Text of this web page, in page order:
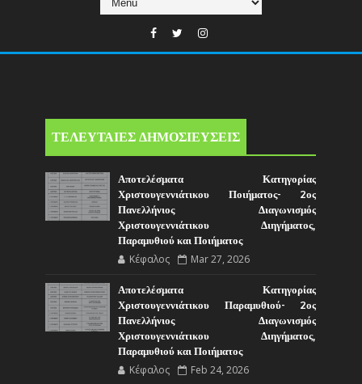
ΤΕΛΕΥΤΑΙΕΣ ΔΗΜΟΣΙΕΥΣΕΙΣ
Αποτελέσματα Κατηγορίας
Χριστουγεννιάτικου Ποιήματος- 2ος
Πανελλήνιος Διαγωνισμός
Χριστουγεννιάτικου Διηγήματος,
Παραμυθιού και Ποιήματος
Κέφαλος Mar 27, 2026
Αποτελέσματα Κατηγορίας
Χριστουγεννιάτικου Παραμυθιού- 2ος
Πανελλήνιος Διαγωνισμός
Χριστουγεννιάτικου Διηγήματος,
Παραμυθιού και Ποιήματος
Κέφαλος Feb 24, 2026